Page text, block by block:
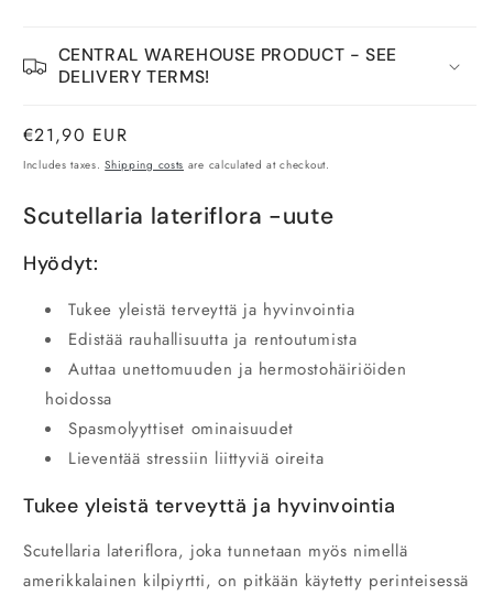
CENTRAL WAREHOUSE PRODUCT - SEE
DELIVERY TERMS!
Normal
price
€21,90 EUR
Includes taxes.Shipping costs are calculated at checkout.
Scutellaria lateriflora -uute
Hyödyt:
Tukee yleistä terveyttä ja hyvinvointia
Edistää rauhallisuutta ja rentoutumista
Auttaa unettomuuden ja hermostohäiriöiden
hoidossa
Spasmolyyttiset ominaisuudet
Lieventää stressiin liittyviä oireita
Tukee yleistä terveyttä ja hyvinvointia
Scutellaria lateriflora, joka tunnetaan myös nimellä
amerikkalainen kilpiyrtti, on pitkään käytetty perinteisessä